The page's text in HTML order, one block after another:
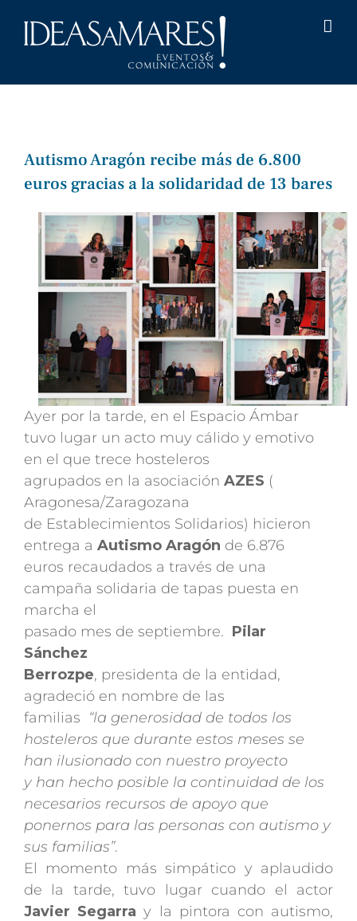
Autismo Aragón recibe más de 6.800
euros gracias a la solidaridad de 13 bares
Ayer por la tarde, en el Espacio Ámbar
tuvo lugar un acto muy cálido y emotivo
en el que trece hosteleros
agrupados en la asociación AZES (
Aragonesa/Zaragozana
de Establecimientos Solidarios) hicieron
entrega a Autismo Aragón de 6.876
euros recaudados a través de una
campaña solidaria de tapas puesta en
marcha el
pasado mes de septiembre. Pilar
Sánchez
Berrozpe, presidenta de la entidad,
agradeció en nombre de las
familias “la generosidad de todos los
hosteleros que durante estos meses se
han ilusionado con nuestro proyecto
y han hecho posible la continuidad de los
necesarios recursos de apoyo que
ponernos para las personas con autismo y
sus familias”.
El momento más simpático y aplaudido
de la tarde, tuvo lugar cuando el actor
Javier Segarra y la pintora con autismo,